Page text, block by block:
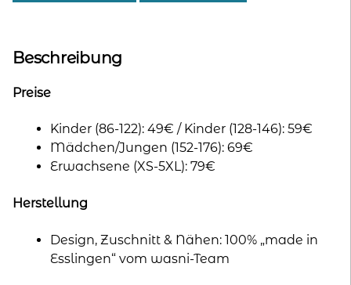
Beschreibung
Preise
Kinder (86-122): 49€ / Kinder (128-146): 59€
Mädchen/Jungen (152-176): 69€
Erwachsene (XS-5XL): 79€
Herstellung
Design, Zuschnitt & Nähen: 100% „made in
Esslingen“ vom wasni-Team